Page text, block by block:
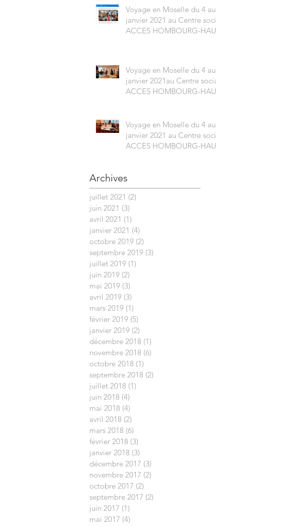
Voyage en Moselle du 4 au 8
janvier 2021 au Centre social
ACCES HOMBOURG-HAUT
Voyage en Moselle du 4 au 8
janvier 2021au Centre social
ACCES HOMBOURG-HAUT
Voyage en Moselle du 4 au 8
janvier 2021 au Centre social
ACCES HOMBOURG-HAUT
Archives
juillet 2021 (2)
juin 2021 (3)
avril 2021 (1)
janvier 2021 (4)
octobre 2019 (2)
septembre 2019 (3)
juillet 2019 (1)
juin 2019 (2)
mai 2019 (3)
avril 2019 (3)
mars 2019 (1)
février 2019 (5)
janvier 2019 (2)
décembre 2018 (1)
novembre 2018 (6)
octobre 2018 (1)
septembre 2018 (2)
juillet 2018 (1)
juin 2018 (4)
mai 2018 (4)
avril 2018 (2)
mars 2018 (6)
février 2018 (3)
janvier 2018 (3)
décembre 2017 (3)
novembre 2017 (2)
octobre 2017 (2)
septembre 2017 (2)
juin 2017 (1)
mai 2017 (4)